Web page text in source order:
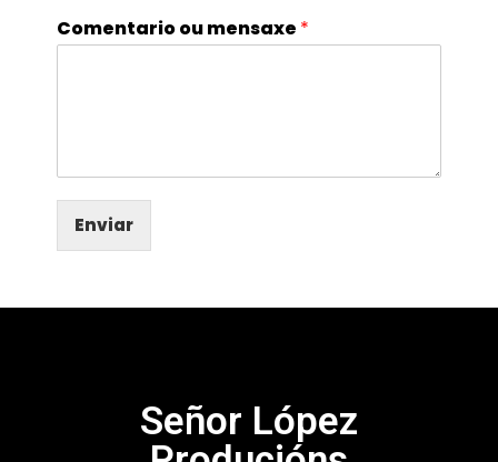
Comentario ou mensaxe *
Enviar
Señor López